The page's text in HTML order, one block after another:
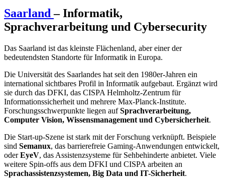
Saarland– Informatik,
Sprachverarbeitung und Cybersecurity
Das Saarland ist das kleinste Flächenland, aber einer der
bedeutendsten Standorte für Informatik in Europa.
Die Universität des Saarlandes hat seit den 1980er-Jahren ein
international sichtbares Profil in Informatik aufgebaut. Ergänzt wird
sie durch das DFKI, das CISPA Helmholtz-Zentrum für
Informationssicherheit und mehrere Max-Planck-Institute.
Forschungsschwerpunkte liegen aufSprachverarbeitung,
Computer Vision, Wissensmanagement und Cybersicherheit.
Die Start-up-Szene ist stark mit der Forschung verknüpft. Beispiele
sind Semanux, das barrierefreie Gaming-Anwendungen entwickelt,
oderEyeV, das Assistenzsysteme für Sehbehinderte anbietet. Viele
weitere Spin-offs aus dem DFKI und CISPA arbeiten an
Sprachassistenzsystemen, Big Data und IT-Sicherheit.